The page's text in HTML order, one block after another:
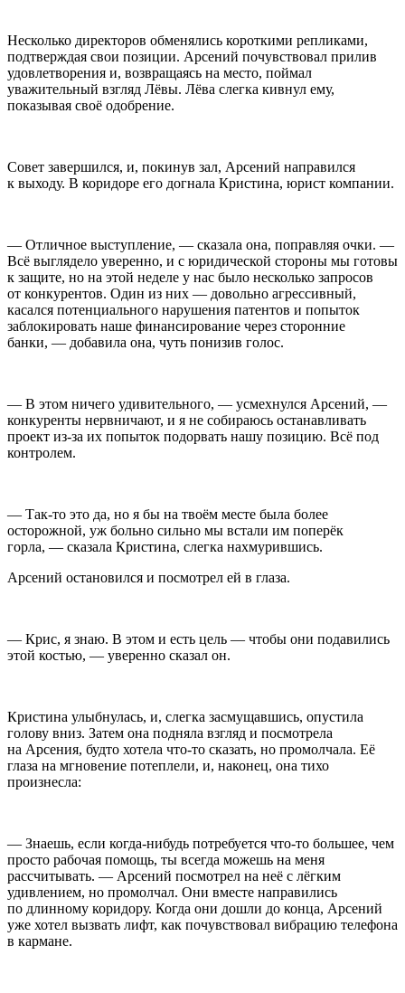
Несколько директоров обменялись короткими репликами,
подтверждая свои позиции. Арсений почувствовал прилив
удовлетворения и, возвращаясь на место, поймал
уважительный взгляд Лёвы. Лёва слегка кивнул ему,
показывая своё одобрение.
Совет завершился, и, покинув зал, Арсений направился
к выходу. В коридоре его догнала Кристина, юрист компании.
— Отличное выступление, — сказала она, поправляя очки. —
Всё выглядело уверенно, и с юридической стороны мы готовы
к защите, но на этой неделе у нас было несколько запросов
от конкурентов. Один из них — довольно агрессивный,
касался потенциального нарушения патентов и попыток
заблокировать наше финансирование через сторонние
банки, — добавила она, чуть понизив голос.
— В этом ничего удивительного, — усмехнулся Арсений, —
конкуренты нервничают, и я не собираюсь останавливать
проект из-за их попыток подорвать нашу позицию. Всё под
контролем.
— Так-то это да, но я бы на твоём месте была более
осторожной, уж больно сильно мы встали им поперёк
горла, — сказала Кристина, слегка нахмурившись.
Арсений остановился и посмотрел ей в глаза.
— Крис, я знаю. В этом и есть цель — чтобы они подавились
этой костью, — уверенно сказал он.
Кристина улыбнулась, и, слегка засмущавшись, опустила
голову вниз. Затем она подняла взгляд и посмотрела
на Арсения, будто хотела что-то сказать, но промолчала. Её
глаза на мгновение потеплели, и, наконец, она тихо
произнесла:
— Знаешь, если когда-нибудь потребуется что-то большее, чем
просто рабочая помощь, ты всегда можешь на меня
рассчитывать. — Арсений посмотрел на неё с лёгким
удивлением, но промолчал. Они вместе направились
по длинному коридору. Когда они дошли до конца, Арсений
уже хотел вызвать лифт, как почувствовал вибрацию телефона
в кармане.